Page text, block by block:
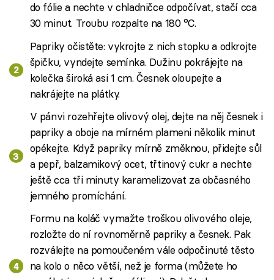
do fólie a nechte v chladničce odpočívat, stačí cca
30 minut. Troubu rozpalte na 180 °C.
Papriky očistěte: vykrojte z nich stopku a odkrojte
špičku, vyndejte semínka. Dužinu pokrájejte na
kolečka široká asi 1 cm. Česnek oloupejte a
nakrájejte na plátky.
V pánvi rozehřejte olivový olej, dejte na něj česnek i
papriky a oboje na mírném plameni několik minut
opékejte. Když papriky mírně změknou, přidejte sůl
a pepř, balzamikový ocet, třtinový cukr a nechte
ještě cca tři minuty karamelizovat za občasného
jemného promíchání.
Formu na koláč vymažte troškou olivového oleje,
rozložte do ní rovnoměrně papriky a česnek. Pak
rozválejte na pomoučeném vále odpočinuté těsto
na kolo o něco větší, než je forma (můžete ho